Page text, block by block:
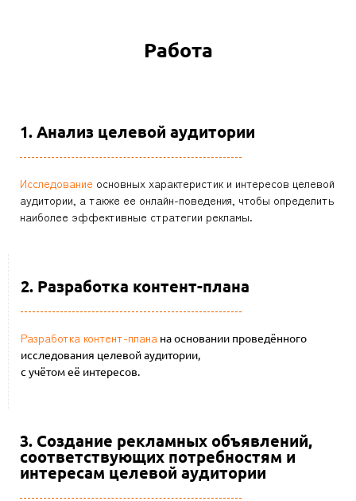
Работа
1. Анализ целевой аудитории
Исследование основных характеристик и интересов целевой
аудитории, а также ее онлайн-поведения, чтобы определить
наиболее эффективные стратегии рекламы.
2. Разработка контент-плана
Разработка контент-плана на основании проведённого
исследования целевой аудитории,
с учётом её интересов.
3. Создание рекламных объявлений,
соответствующих потребностям и
интересам целевой аудитории